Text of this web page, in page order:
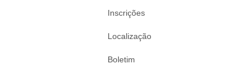
Inscrições
Localização
Boletim